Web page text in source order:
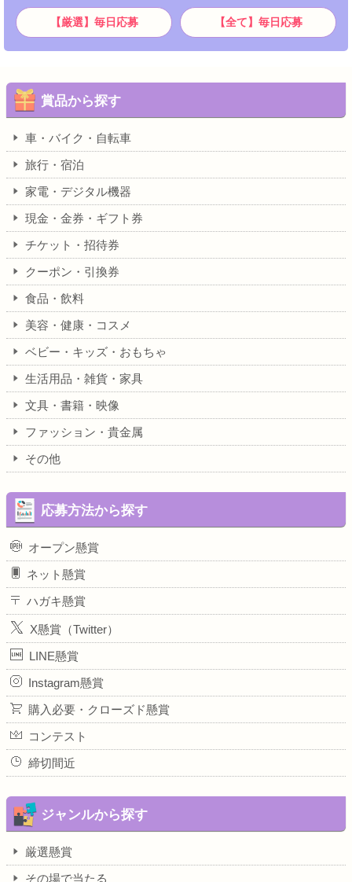
【厳選】毎日応募 【全て】毎日応募
賞品から探す
車・バイク・自転車
旅行・宿泊
家電・デジタル機器
現金・金券・ギフト券
チケット・招待券
クーポン・引換券
食品・飲料
美容・健康・コスメ
ベビー・キッズ・おもちゃ
生活用品・雑貨・家具
文具・書籍・映像
ファッション・貴金属
その他
応募方法から探す
オープン懸賞
ネット懸賞
ハガキ懸賞
X懸賞（Twitter）
LINE懸賞
Instagram懸賞
購入必要・クローズド懸賞
コンテスト
締切間近
ジャンルから探す
厳選懸賞
その場で当たる